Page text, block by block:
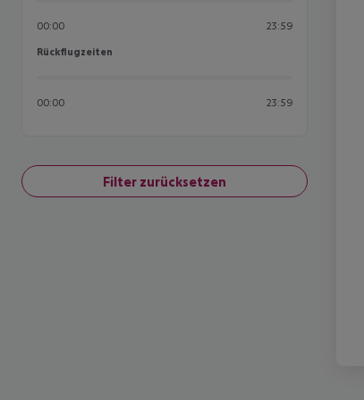
00:00 23:59
Rückflugzeiten
Rückflugzeiten
00:00 23:59
Filter zurücksetzen